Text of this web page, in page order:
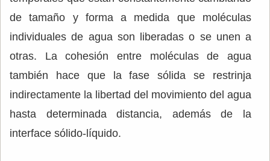
de tamaño y forma a medida que moléculas
individuales de agua son liberadas o se unen a
otras. La cohesión entre moléculas de agua
también hace que la fase sólida se restrinja
indirectamente la libertad del movimiento del agua
hasta determinada distancia, además de la
interface sólido-líquido.